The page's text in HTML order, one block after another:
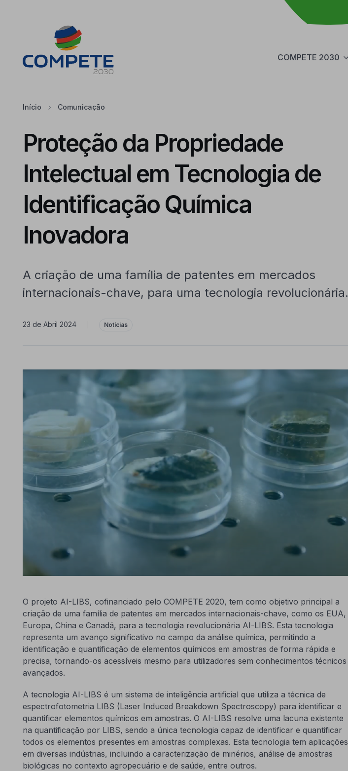
COMPETE 2030
Início Comunicação
Proteção da Propriedade
Intelectual em Tecnologia de
Identificação Química
Inovadora
A criação de uma família de patentes em mercados
internacionais-chave, para uma tecnologia revolucionária.
23 de Abril 2024 Notícias
O projeto AI-LIBS, cofinanciado pelo COMPETE 2020, tem como objetivo principal a
criação de uma família de patentes em mercados internacionais-chave, como os EUA,
Europa, China e Canadá, para a tecnologia revolucionária AI-LIBS. Esta tecnologia
representa um avanço significativo no campo da análise química, permitindo a
identificação e quantificação de elementos químicos em amostras de forma rápida e
precisa, tornando-os acessíveis mesmo para utilizadores sem conhecimentos técnicos
avançados.
A tecnologia AI-LIBS é um sistema de inteligência artificial que utiliza a técnica de
espectrofotometria LIBS (Laser Induced Breakdown Spectroscopy) para identificar e
quantificar elementos químicos em amostras. O AI-LIBS resolve uma lacuna existente
na quantificação por LIBS, sendo a única tecnologia capaz de identificar e quantificar
todos os elementos presentes em amostras complexas. Esta tecnologia tem aplicações
em diversas indústrias, incluindo a caracterização de minérios, análise de amostras
biológicas no contexto agropecuário e de saúde, entre outros.